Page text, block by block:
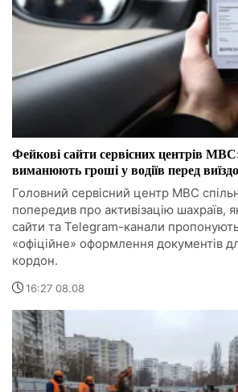
Фейкові сайти сервісних центрів
виманюють гроші у водіїв перед
Головний сервісний центр МВС
попередив про активізацію шахраїв,
сайти та Telegram-канали
«офіційне» оформлення документів
кордон.
16:27 08.08